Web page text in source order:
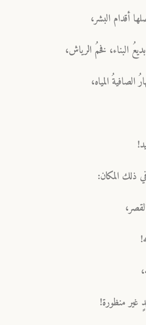
أقدام البشر،
البناء، فخمُ الرياش،
المياه،
ذلك المكان:
غير منظورة!